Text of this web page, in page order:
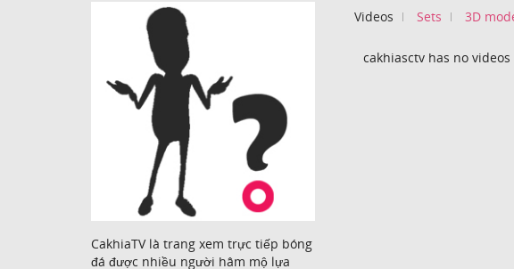
CakhiaTV là trang xem trực tiếp bóng
đá được nhiều người hâm mộ lựa
Videos Sets 3D
cakhiasctv has no videos